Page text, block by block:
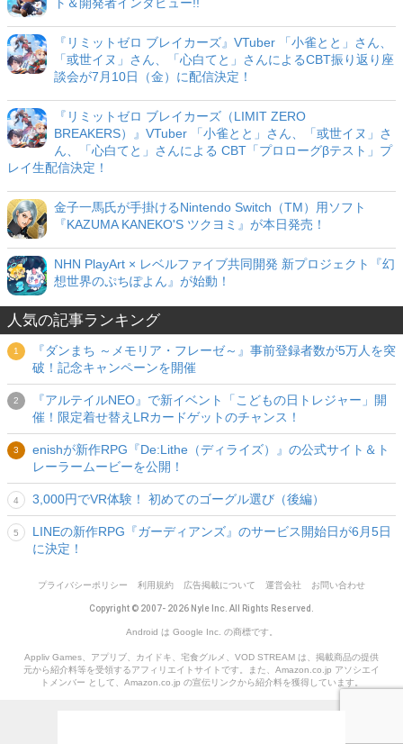
『リミットゼロ ブレイカーズ』VTuber 「小雀とと」さん、
「或世イヌ」さん、「心白てと」さんによるCBT振り返り座
談会が7月10日（金）に配信決定！
『リミットゼロ ブレイカーズ（LIMIT ZERO
BREAKERS）』VTuber 「小雀とと」さん、「或世イヌ」さ
ん、「心白てと」さんによる CBT「プロローグβテスト」プ
レイ生配信決定！
金子一馬氏が手掛けるNintendo Switch（TM）用ソフト
『KAZUMA KANEKO'S ツクヨミ』が本日発売！
NHN PlayArt × レベルファイブ共同開発 新プロジェクト『幻
想世界のぷちぽよん』が始動！
人気の記事ランキング
『ダンまち ～メモリア・フレーゼ～』事前登録者数が5万人を突
破！記念キャンペーンを開催
『アルテイルNEO』で新イベント「こどもの日トレジャー」開
催！限定着せ替えLRカードゲットのチャンス！
enishが新作RPG『De:Lithe（ディライズ）』の公式サイト＆ト
レーラームービーを公開！
3,000円でVR体験！ 初めてのゴーグル選び（後編）
LINEの新作RPG『ガーディアンズ』のサービス開始日が6月5日
に決定！
プライバシーポリシー 利用規約 広告掲載について 運営会社 お問い合わせ
Copyright © 2007- 2026 Nyle Inc. All Rights Reserved.
Android は Google Inc. の商標です。
Appliv Games、アプリブ、カイドキ、宅食グルメ、VOD STREAM は、掲載商品の提供
元から紹介料等を受領するアフィリエイトサイトです。また、Amazon.co.jp アソシエイ
トメンバー として、Amazon.co.jp の宣伝リンクから紹介料を獲得しています。